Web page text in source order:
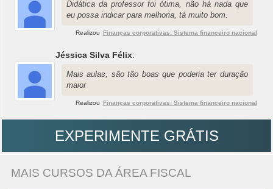
Didática da professor foi ótima, não há nada que
eu possa indicar para melhoria, tá muito bom.
Realizou Finanças corporativas: Sistema financeiro nacional
Jéssica Silva Félix:
Mais aulas, são tão boas que poderia ter duração
maior
Realizou Finanças corporativas: Sistema financeiro nacional
EXPERIMENTE GRÁTIS
MAIS CURSOS DA ÁREA FISCAL